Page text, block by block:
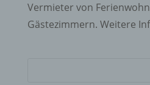
Vermieter von
Gästezimmern. Weitere